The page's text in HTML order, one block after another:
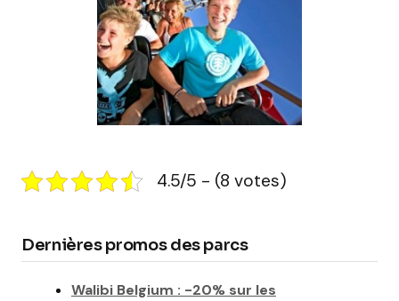
4.5/5 - (8 votes)
Dernières promos des parcs
Walibi Belgium : -20% sur les